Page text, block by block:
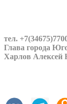
тел.
Глава города
Харлов Алексей